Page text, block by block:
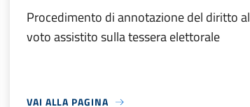
Procedimento di annotazione del diritto al
voto assistito sulla tessera elettorale
VAI ALLA PAGINA